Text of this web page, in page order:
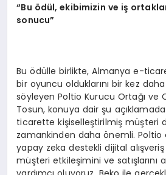
“Bu ödül, ekibimizin ve iş
sonucu”
Bu ödülle birlikte, Almanya e-
bir oyuncu olduklarını bir kez daha
söyleyen Poltio Kurucu Ortağı ve
Tosun, konuya dair şu
ticarette kişiselleştirilmiş müşteri
zamankinden daha önemli. Poltio
yapay zeka destekli dijital alışveriş
müşteri etkileşimini ve satışlarını